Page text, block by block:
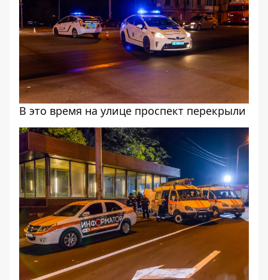
В это время на улице проспект перекрыли